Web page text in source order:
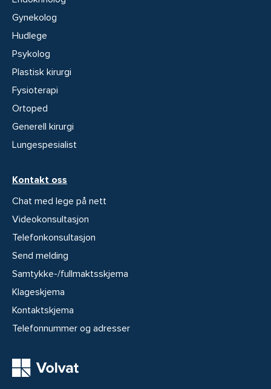
Gynekolog
Hudlege
Psykolog
Plastisk kirurgi
Fysioterapi
Ortoped
Generell kirurgi
Lungespesialist
Kontakt oss
Chat med lege på nett
Videokonsultasjon
Telefonkonsultasjon
Send melding
Samtykke-/fullmaktsskjema
Klageskjema
Kontaktskjema
Telefonnummer og adresser